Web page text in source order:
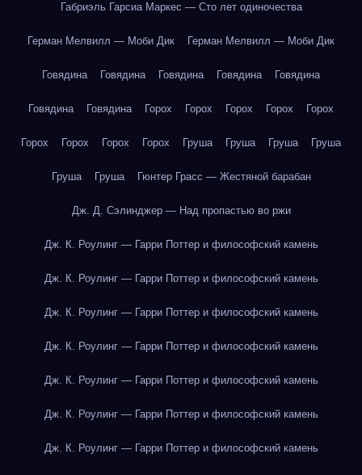
Габриэль Гарсиа Маркес — Сто лет одиночества
Герман Мелвилл — Моби Дик Герман Мелвилл — Моби Дик
Говядина Говядина Говядина Говядина Говядина
Говядина Говядина Горох Горох Горох Горох Горох
Горох Горох Горох Горох Груша Груша Груша Груша
Груша Груша Гюнтер Грасс — Жестяной барабан
Дж. Д. Сэлинджер — Над пропастью во ржи
Дж. К. Роулинг — Гарри Поттер и философский камень
Дж. К. Роулинг — Гарри Поттер и философский камень
Дж. К. Роулинг — Гарри Поттер и философский камень
Дж. К. Роулинг — Гарри Поттер и философский камень
Дж. К. Роулинг — Гарри Поттер и философский камень
Дж. К. Роулинг — Гарри Поттер и философский камень
Дж. К. Роулинг — Гарри Поттер и философский камень